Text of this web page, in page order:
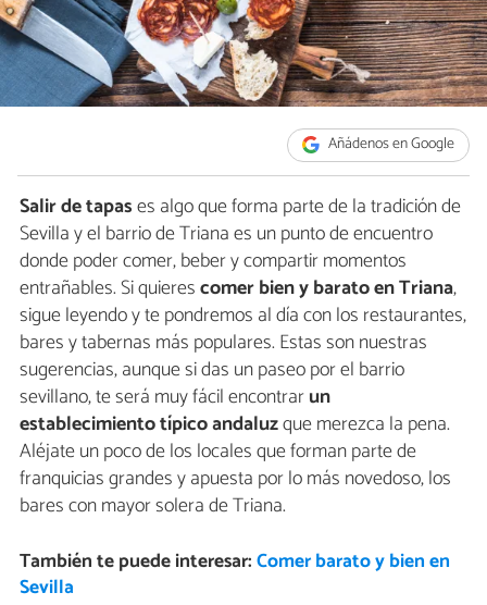
Añádenos en Google
Salir de tapases algo que forma parte de la tradición de
Sevilla y el barrio de Triana es un punto de encuentro
donde poder comer, beber y compartir momentos
entrañables. Si quierescomer bien y barato en Triana,
sigue leyendo y te pondremos al día con los restaurantes,
bares y tabernas más populares. Estas son nuestras
sugerencias, aunque si das un paseo por el barrio
sevillano, te será muy fácil encontrarun
establecimiento típico andaluzque merezca la pena.
Aléjate un poco de los locales que forman parte de
franquicias grandes y apuesta por lo más novedoso, los
bares con mayor solera de Triana.
También te puede interesar:Comer barato y bien en
Sevilla